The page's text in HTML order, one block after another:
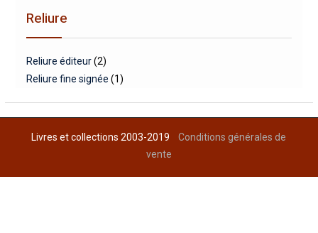
Reliure
Reliure éditeur (2)
Reliure fine signée (1)
Livres et collections 2003-2019Conditions générales de
vente